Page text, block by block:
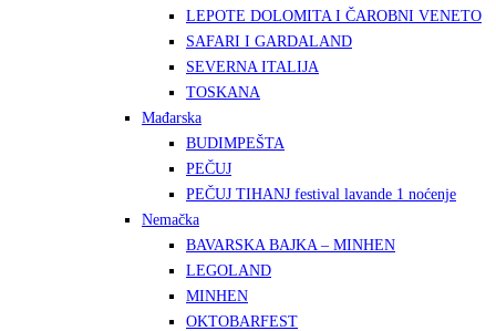
LEPOTE DOLOMITA I ČAROBNI VENETO
SAFARI I GARDALAND
SEVERNA ITALIJA
TOSKANA
Mađarska
BUDIMPEŠTA
PEČUJ
PEČUJ TIHANJ festival lavande 1 noćenje
Nemačka
BAVARSKA BAJKA – MINHEN
LEGOLAND
MINHEN
OKTOBARFEST